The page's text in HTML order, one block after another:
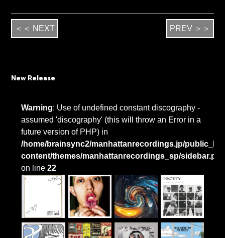
＜＜ NEXT PREV ＞＞
New Release
Warning: Use of undefined constant discography -
assumed 'discography' (this will throw an Error in a
future version of PHP) in
/home/brainsync2/manhattanrecordings.jp/
content/themes/manhattanrecordings_sp/
on line22